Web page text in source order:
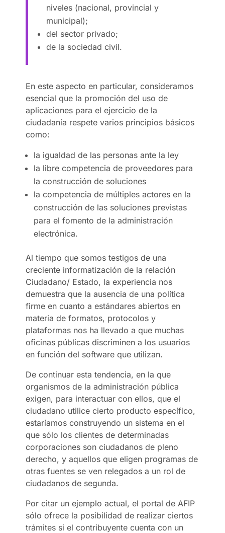
niveles (nacional, provincial y
municipal);
del sector privado;
de la sociedad civil.
En este aspecto en particular, consideramos
esencial que la promoción del uso de
aplicaciones para el ejercicio de la
ciudadanía respete varios principios básicos
como:
la igualdad de las personas ante la ley
la libre competencia de proveedores para
la construcción de soluciones
la competencia de múltiples actores en la
construcción de las soluciones previstas
para el fomento de la administración
electrónica.
Al tiempo que somos testigos de una
creciente informatización de la relación
Ciudadano/ Estado, la experiencia nos
demuestra que la ausencia de una política
firme en cuanto a estándares abiertos en
materia de formatos, protocolos y
plataformas nos ha llevado a que muchas
oficinas públicas discriminen a los usuarios
en función del software que utilizan.
De continuar esta tendencia, en la que
organismos de la administración pública
exigen, para interactuar con ellos, que el
ciudadano utilice cierto producto específico,
estaríamos construyendo un sistema en el
que sólo los clientes de determinadas
corporaciones son ciudadanos de pleno
derecho, y aquellos que eligen programas de
otras fuentes se ven relegados a un rol de
ciudadanos de segunda.
Por citar un ejemplo actual, el portal de AFIP
sólo ofrece la posibilidad de realizar ciertos
trámites si el contribuyente cuenta con un